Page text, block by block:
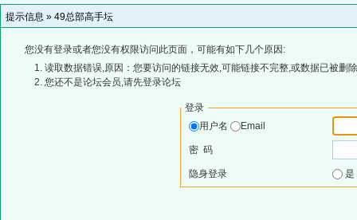
提示信息 » 49总部高手坛
您没有登录或者您没有权限访问此页面，可能有如下几个原因:
读取数据错误,原因：您要访问的链接无效,可能链接不完整,或数据已被删
您还不是论坛会员,请先登录论坛
登录
用户名
Email
密 码
隐身登录